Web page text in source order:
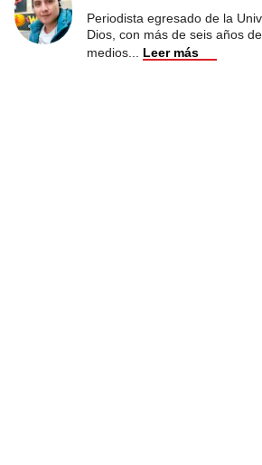
Periodista egresado de la
Dios, con más de seis años
medios
Leer más